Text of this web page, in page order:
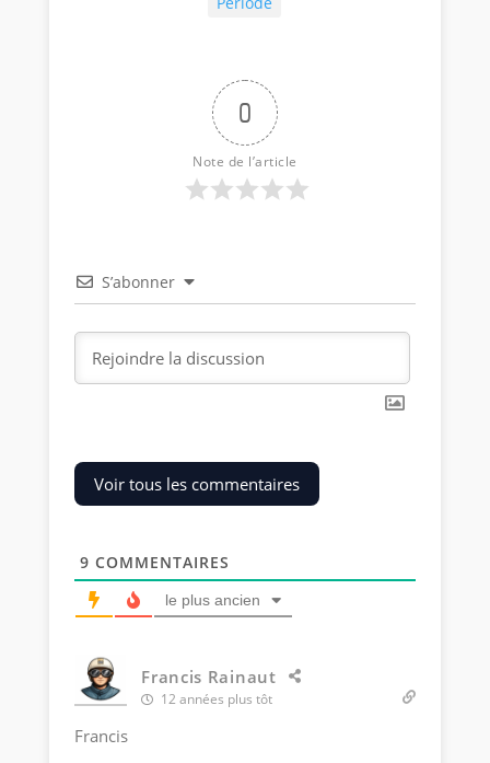
0
Note de l’article
S’abonner
Voir tous les commentaires
9 COMMENTAIRES
le plus ancien
Francis Rainaut
12 années plus tôt
Francis